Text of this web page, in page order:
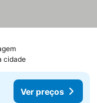
cidade
Ver preços